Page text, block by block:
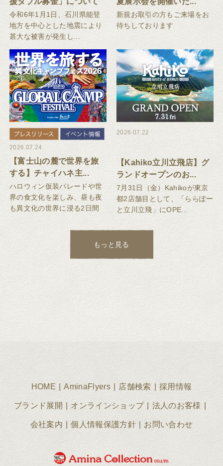
令和6年1月1日、石川県能登
地方を中心とした地震により
甚大な被害が発生し...
新規お取引の方もご来場をお
待ちしております
2026.07.24
【富士山の麓で世界を旅
する】チャイハネ主...
ハロウィン仮装パレードや世
界の食文化を楽しみ、昼も夜
も異文化の世界に浸る2日間
2026.07.22
【Kahiko立川立飛店】グ
ランドオープンのお...
7月31日（金）Kahikoが東京
都2店舗目として、「ららぽー
と立川立飛」にOPE...
もっと見る
HOME AminaFlyers 店舗検索 採用情報
ブランド展開 オンラインショップ 法人のお客様
会社案内 個人情報保護方針 お問い合わせ